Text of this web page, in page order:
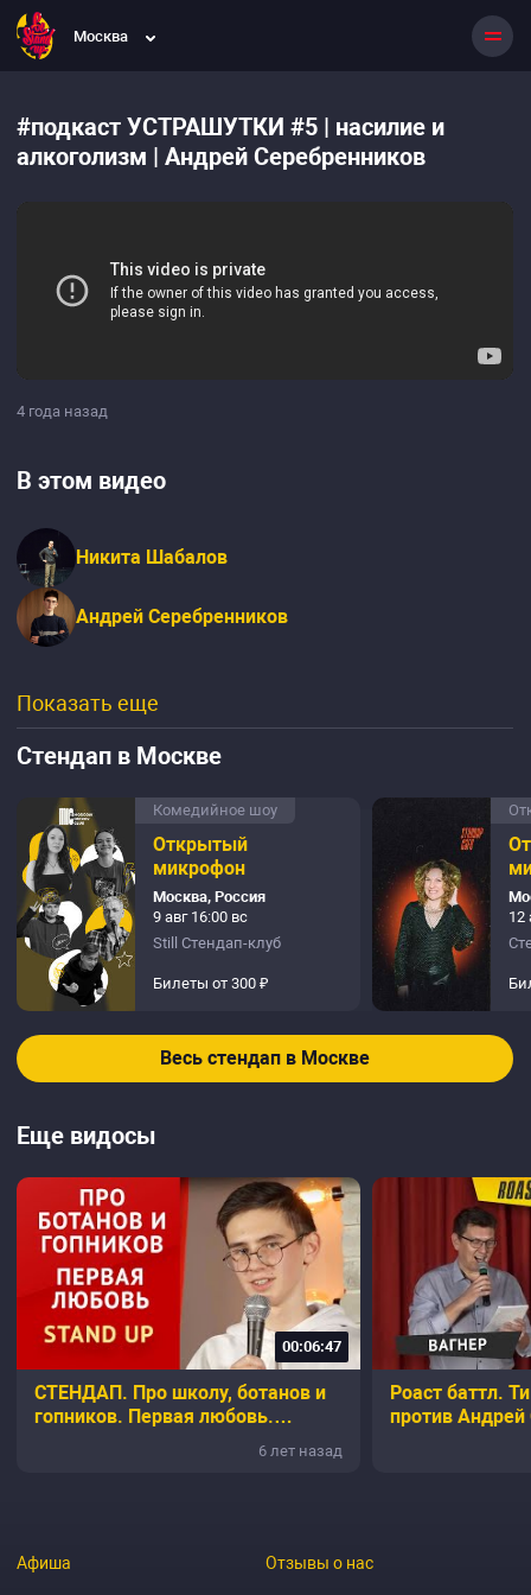
Москва
#подкаст УСТРАШУТКИ #5 | насилие и
алкоголизм | Андрей Серебренников
4 года назад
В этом видео
Никита Шабалов
Андрей Серебренников
Показать еще
Стендап в Москве
Комедийное шоу
Открытый
микрофон
Москва, Россия
9 авг 16:00 вс
Still Стендап-клуб
Билеты от 300 ₽
12
Весь стендап в Москве
Еще видосы
00:06:47
СТЕНДАП. Про школу, ботанов и
гопников. Первая любовь.
6 лет назад
Роаст баттл.
против
Афиша Отзывы о нас